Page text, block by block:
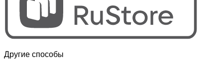
Другие способы